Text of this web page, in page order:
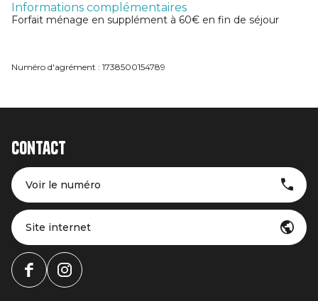
Informations complémentaires
Forfait ménage en supplément à 60€ en fin de séjour
Numéro d'agrément : 1738500154789
Contact
Voir le numéro
Site internet